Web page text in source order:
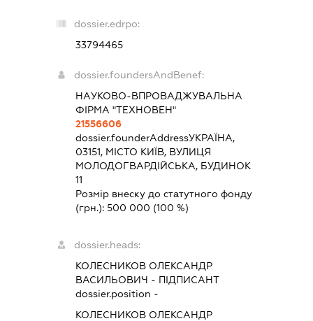
dossier.edrpo:
33794465
dossier.foundersAndBenef:
НАУКОВО-ВПРОВАДЖУВАЛЬНА
ФІРМА "ТЕХНОВЕН"
21556606
dossier.founderAddressУКРАЇНА,
03151, МІСТО КИЇВ, ВУЛИЦЯ
МОЛОДОГВАРДІЙСЬКА, БУДИНОК
11
Розмір внеску до статутного фонду
(грн.):500 000 (100 %)
dossier.heads:
КОЛЕСНИКОВ ОЛЕКСАНДР
ВАСИЛЬОВИЧ - ПІДПИСАНТ
dossier.position -
КОЛЕСНИКОВ ОЛЕКСАНДР